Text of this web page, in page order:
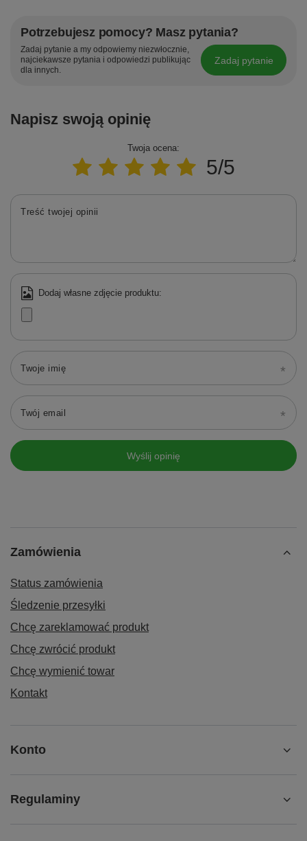
Potrzebujesz pomocy? Masz pytania?
Zadaj pytanie a my odpowiemy niezwłocznie,
najciekawsze pytania i odpowiedzi publikując
dla innych.
Zadaj pytanie
Napisz swoją opinię
Twoja ocena:
5/5
Treść twojej opinii
Dodaj własne zdjęcie produktu:
Twoje imię
Twój email
Wyślij opinię
Zamówienia
Status zamówienia
Śledzenie przesyłki
Chcę zareklamować produkt
Chcę zwrócić produkt
Chcę wymienić towar
Kontakt
Konto
Regulaminy